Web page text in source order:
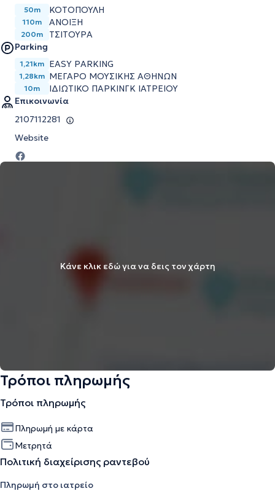
50m ΚΟΤΟΠΟΥΛΗ
110m ΑΝΟΙΞΗ
200m
ΤΣΙΤΟΥΡΑ
Parking
1,21km EASY PARKING
1,28km ΜΕΓΆΡΟ ΜΟΥΣΙΚΉΣ ΑΘΗΝΏΝ
10m
ΙΔΙΩΤΙΚΟ ΠΑΡΚΙΝΓΚ ΙΑΤΡΕΙΟΥ
Επικοινωνία
2107112281
Website
Κάνε κλικ εδώ για να δεις τον χάρτη
Τρόποι πληρωμής
Τρόποι πληρωμής
Πληρωμή με κάρτα
Μετρητά
Πολιτική διαχείρισης ραντεβού
Πληρωμή στο ιατρείο